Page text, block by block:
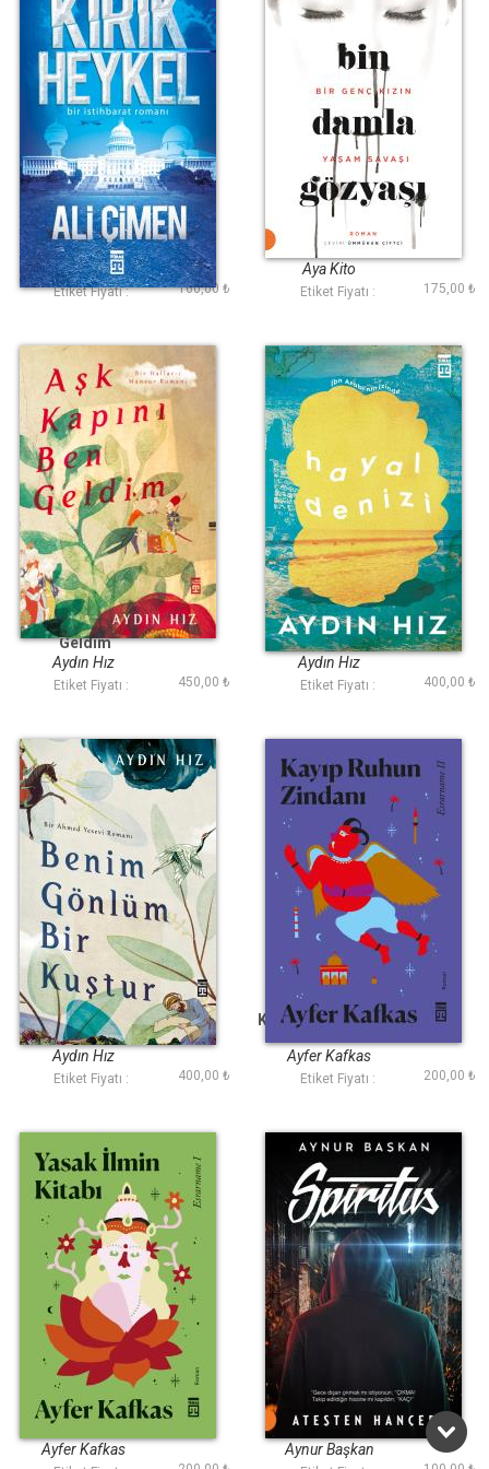
Kırık Heykel
Ali Çimen
Etiket Fiyatı : 160,00 ₺
Bin Damla Gözyaşı
Aya Kito
Etiket Fiyatı : 175,00 ₺
Aşk Kapını Ben
Geldim
Aydın Hız
Etiket Fiyatı : 450,00 ₺
Hayal Denizi
Aydın Hız
Etiket Fiyatı : 400,00 ₺
Benim Gönlüm Bir
Kuştur
Aydın Hız
Etiket Fiyatı : 400,00 ₺
Kayıp Ruhun Zindanı
Ayfer Kafkas
Etiket Fiyatı : 200,00 ₺
Yasak İlmin Kitabı
Ayfer Kafkas
Spiritus
Aynur Başkan